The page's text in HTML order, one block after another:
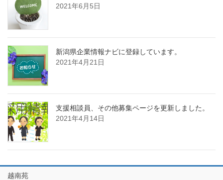
2021年6月5日
新潟県企業情報ナビに登録しています。
2021年4月21日
支援相談員、その他募集ページを更新しました。
2021年4月14日
越南苑